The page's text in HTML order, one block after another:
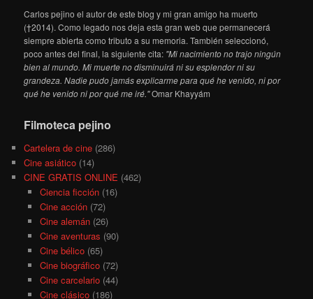
Carlos pejino el autor de este blog y mi gran amigo ha muerto
(†2014). Como legado nos deja esta gran web que permanecerá
siempre abierta como tributo a su memoria. También seleccionó,
poco antes del final, la siguiente cita: "Mi nacimiento no trajo ningún
bien al mundo. Mi muerte no disminuirá ni su esplendor ni su
grandeza. Nadie pudo jamás explicarme para qué he venido, ni por
qué he venido ni por qué me iré."Omar Khayyám
Filmoteca pejino
Cartelera de cine (286)
Cine asiático (14)
CINE GRATIS ONLINE (462)
Ciencia ficción(16)
Cine acción(72)
Cine alemán(26)
Cine aventuras (90)
Cine bélico(65)
Cine biográfico(72)
Cine carcelario(44)
Cine clásico(186)